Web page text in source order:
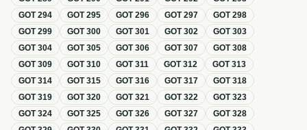
GOT294 GOT295 GOT296 GOT297 GOT298
GOT299 GOT300 GOT301 GOT302 GOT303
GOT304 GOT305 GOT306 GOT307 GOT308
GOT309 GOT310 GOT311 GOT312 GOT313
GOT314 GOT315 GOT316 GOT317 GOT318
GOT319 GOT320 GOT321 GOT322 GOT323
GOT324 GOT325 GOT326 GOT327 GOT328